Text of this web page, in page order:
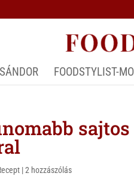
FOODSTYLIST-
|2 hozzászólás